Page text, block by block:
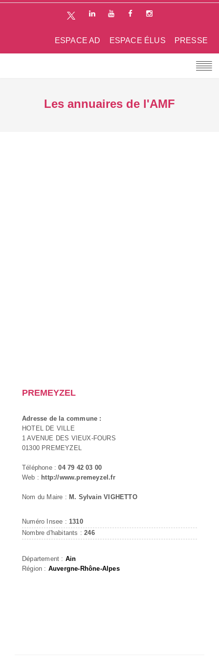
PRESSE
ESPACE ÉLUS
ESPACE AD
Les annuaires de l'AMF
PREMEYZEL
Adresse de la commune :
HOTEL DE VILLE
1 AVENUE DES VIEUX-FOURS
01300 PREMEYZEL
Téléphone :04 79 42 03 00
Web : http://www.premeyzel.fr
Nom du Maire : M. Sylvain VIGHETTO
Numéro Insee : 1310
Nombre d'habitants :246
Département : Ain
Région : Auvergne-Rhône-Alpes